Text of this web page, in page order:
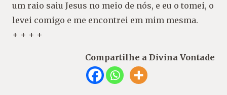
um raio saiu Jesus no meio de nós, e eu o tomei, o
levei comigo e me encontrei em mim mesma.
+ + + +
Compartilhe a Divina Vontade